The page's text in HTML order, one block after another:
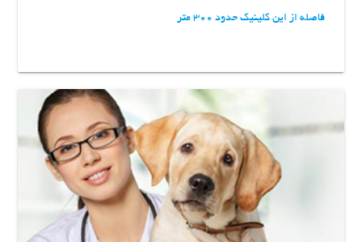
فاصله از این کلینیک حدود 300 متر